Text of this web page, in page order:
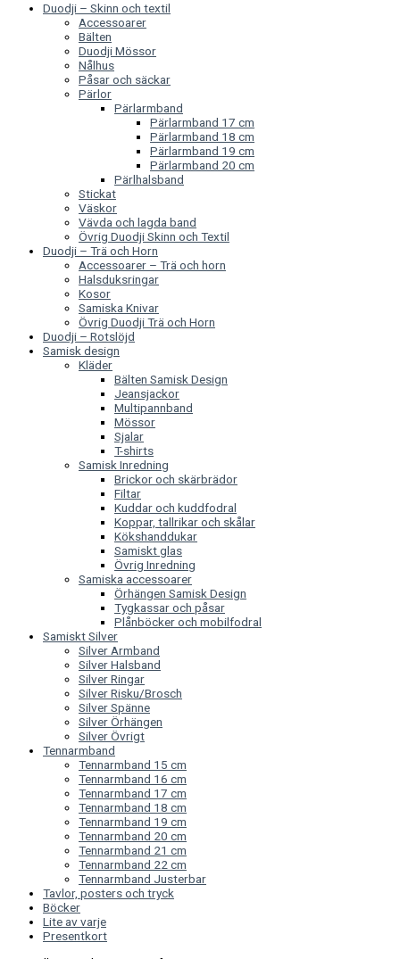
Duodji – Skinn och textil
Accessoarer
Bälten
Duodji Mössor
Nålhus
Påsar och säckar
Pärlor
Pärlarmband
Pärlarmband 17 cm
Pärlarmband 18 cm
Pärlarmband 19 cm
Pärlarmband 20 cm
Pärlhalsband
Stickat
Väskor
Vävda och lagda band
Övrig Duodji Skinn och Textil
Duodji – Trä och Horn
Accessoarer – Trä och horn
Halsduksringar
Kosor
Samiska Knivar
Övrig Duodji Trä och Horn
Duodji – Rotslöjd
Samisk design
Kläder
Bälten Samisk Design
Jeansjackor
Multipannband
Mössor
Sjalar
T-shirts
Samisk Inredning
Brickor och skärbrädor
Filtar
Kuddar och kuddfodral
Koppar, tallrikar och skålar
Kökshanddukar
Samiskt glas
Övrig Inredning
Samiska accessoarer
Örhängen Samisk Design
Tygkassar och påsar
Plånböcker och mobilfodral
Samiskt Silver
Silver Armband
Silver Halsband
Silver Ringar
Silver Risku/Brosch
Silver Spänne
Silver Örhängen
Silver Övrigt
Tennarmband
Tennarmband 15 cm
Tennarmband 16 cm
Tennarmband 17 cm
Tennarmband 18 cm
Tennarmband 19 cm
Tennarmband 20 cm
Tennarmband 21 cm
Tennarmband 22 cm
Tennarmband Justerbar
Tavlor, posters och tryck
Böcker
Lite av varje
Presentkort